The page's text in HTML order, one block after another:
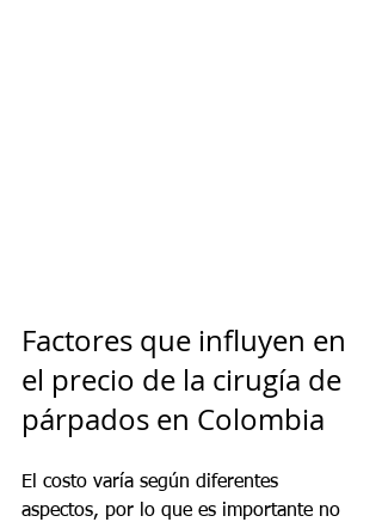
Factores que influyen en
el precio de la cirugía de
párpados en Colombia
El costo varía según diferentes
aspectos, por lo que es importante no